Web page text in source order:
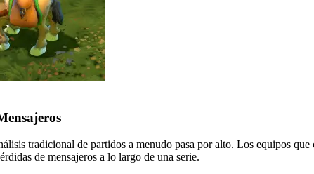
tradicional de partidos a menudo pasa por alto. Los equipos
de mensajeros a lo largo de una serie.